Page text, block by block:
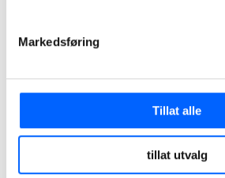
Markedsføring
Tillat alle
tillat utvalg
Les mer om prosjektet
2005